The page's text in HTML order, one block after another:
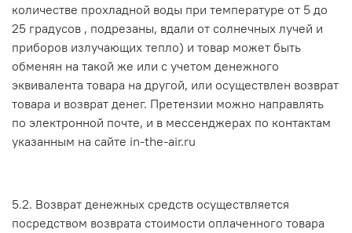
количестве прохладной воды при температуре от 5 до
25 градусов , подрезаны, вдали от солнечных лучей и
приборов излучающих тепло) и товар может быть
обменян на такой же или с учетом денежного
эквивалента товара на другой, или осуществлен возврат
товара и возврат денег. Претензии можно направлять
по электронной почте, и в мессенджерах по контактам
указанным на сайте in-the-air.ru
5.2. Возврат денежных средств осуществляется
посредством возврата стоимости оплаченного товара